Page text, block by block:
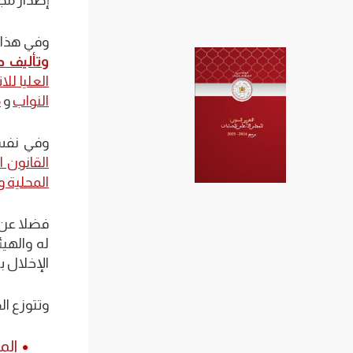
وفي هذا الصدد
وتأليف
العليا
النواب و
وفي
القانون
فضلا عن
له
الإخلال
وتتوزع